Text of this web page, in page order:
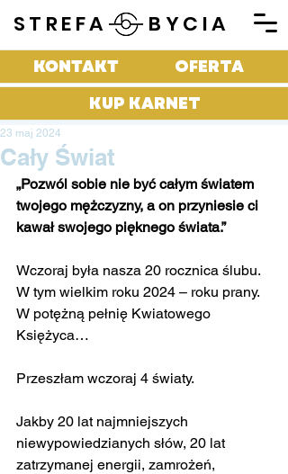
STREFA BYCIA
OFERTA
KONTAKT
KUP KARNET
Cały Świat
23 maj 2024
„Pozwól sobie nie być całym światem
twojego mężczyzny, a on przyniesie ci
kawał swojego pięknego świata.”
Wczoraj była nasza 20 rocznica ślubu.
W tym wielkim roku 2024 – roku prany.
W potężną pełnię Kwiatowego
Księżyca…
Przeszłam wczoraj 4 światy.
Jakby 20 lat najmniejszych
niewypowiedzianych słów, 20 lat
zatrzymanej energii, zamrożeń,